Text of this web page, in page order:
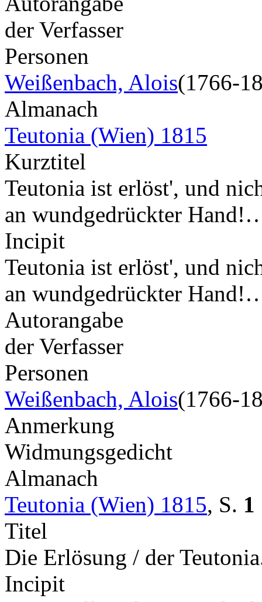
der Verfasser
Personen
Weißenbach, Alois(1766-
Almanach
Teutonia (Wien) 1815
Kurztitel
Teutonia ist erlöst', und
an wundgedrückter
Incipit
Teutonia ist erlöst', und
an wundgedrückter
Autorangabe
der Verfasser
Personen
Weißenbach, Alois(1766-
Anmerkung
Widmungsgedicht
Almanach
Teutonia (Wien) 1815, S. 1
Titel
Die Erlösung / der
Incipit